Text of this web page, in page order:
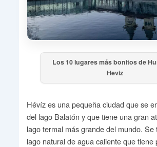
Los 10 lugares más bonitos de
Heviz
Hévíz es una pequeña ciudad que se
del lago Balatón y que tiene una gran
lago termal más grande del mundo. Se
lago natural de agua caliente que tiene